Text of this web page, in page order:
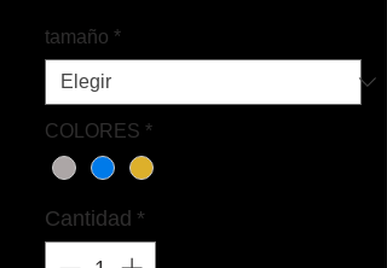
tamaño *
COLORES *
Cantidad *